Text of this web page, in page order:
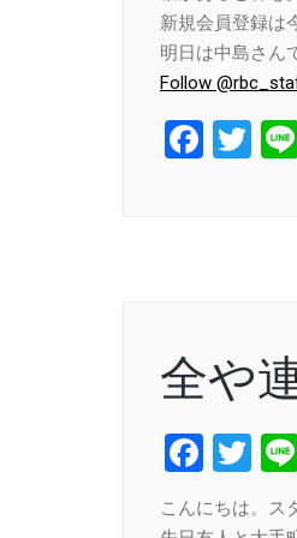
新規会員登録は
明日は中島さん
Follow
全や
こんにちは。ス